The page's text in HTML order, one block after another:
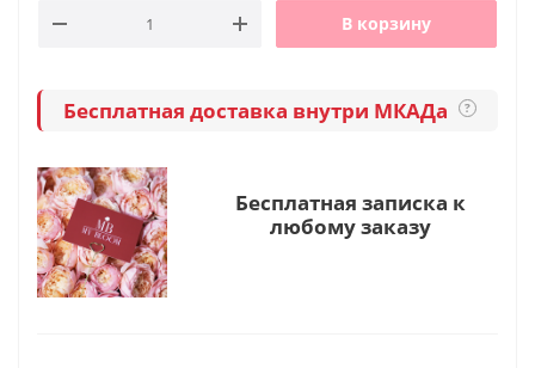
В корзину
Бесплатная доставка внутри МКАДа ?
Бесплатная записка к
любому заказу